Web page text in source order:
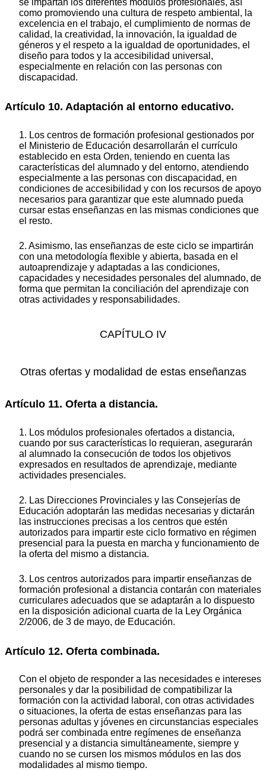
se impartan los diferentes módulos profesionales, así
como promoviendo una cultura de respeto ambiental, la
excelencia en el trabajo, el cumplimiento de normas de
calidad, la creatividad, la innovación, la igualdad de
géneros y el respeto a la igualdad de oportunidades, el
diseño para todos y la accesibilidad universal,
especialmente en relación con las personas con
discapacidad.
Artículo 10. Adaptación al entorno educativo.
1. Los centros de formación profesional gestionados por
el Ministerio de Educación desarrollarán el currículo
establecido en esta Orden, teniendo en cuenta las
características del alumnado y del entorno, atendiendo
especialmente a las personas con discapacidad, en
condiciones de accesibilidad y con los recursos de apoyo
necesarios para garantizar que este alumnado pueda
cursar estas enseñanzas en las mismas condiciones que
el resto.
2. Asimismo, las enseñanzas de este ciclo se impartirán
con una metodología flexible y abierta, basada en el
autoaprendizaje y adaptadas a las condiciones,
capacidades y necesidades personales del alumnado, de
forma que permitan la conciliación del aprendizaje con
otras actividades y responsabilidades.
CAPÍTULO IV
Otras ofertas y modalidad de estas enseñanzas
Artículo 11. Oferta a distancia.
1. Los módulos profesionales ofertados a distancia,
cuando por sus características lo requieran, asegurarán
al alumnado la consecución de todos los objetivos
expresados en resultados de aprendizaje, mediante
actividades presenciales.
2. Las Direcciones Provinciales y las Consejerías de
Educación adoptarán las medidas necesarias y dictarán
las instrucciones precisas a los centros que estén
autorizados para impartir este ciclo formativo en régimen
presencial para la puesta en marcha y funcionamiento de
la oferta del mismo a distancia.
3. Los centros autorizados para impartir enseñanzas de
formación profesional a distancia contarán con materiales
curriculares adecuados que se adaptarán a lo dispuesto
en la disposición adicional cuarta de la Ley Orgánica
2/2006, de 3 de mayo, de Educación.
Artículo 12. Oferta combinada.
Con el objeto de responder a las necesidades e intereses
personales y dar la posibilidad de compatibilizar la
formación con la actividad laboral, con otras actividades
o situaciones, la oferta de estas enseñanzas para las
personas adultas y jóvenes en circunstancias especiales
podrá ser combinada entre regímenes de enseñanza
presencial y a distancia simultáneamente, siempre y
cuando no se cursen los mismos módulos en las dos
modalidades al mismo tiempo.